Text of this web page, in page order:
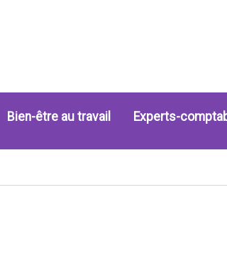
Bien-être au travail Experts-